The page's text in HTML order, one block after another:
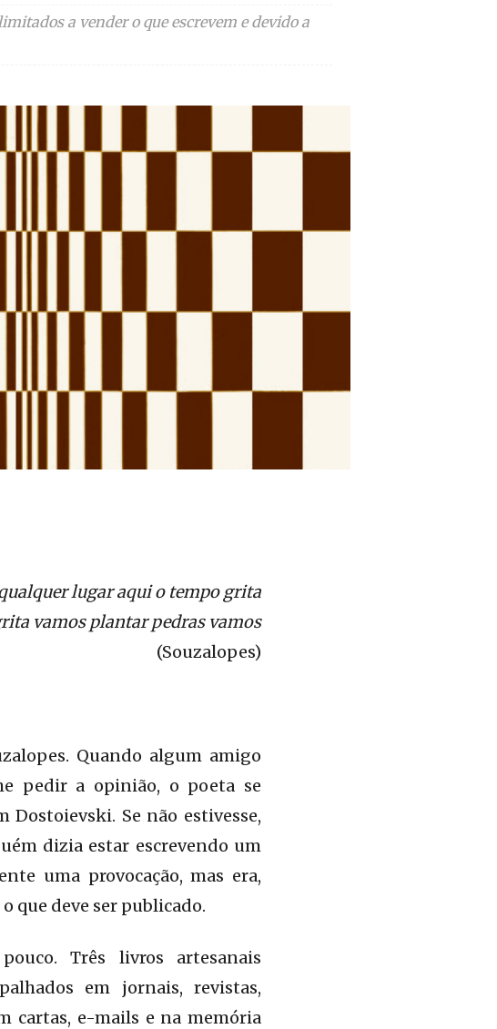
a vender o que escrevem e devido a
lugar aqui o tempo grita
vamos plantar pedras vamos
(Souzalopes)
Quando algum amigo
pedir a opinião, o poeta se
Se não estivesse,
dizia estar escrevendo um
uma provocação, mas era,
que deve ser publicado.
Três livros artesanais
em jornais, revistas,
cartas, e-mails e na memória